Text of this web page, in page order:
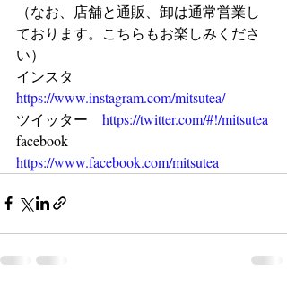
（なお、店舗と通販、卸は通常営業し
ております。こちらもお楽しみくださ
い）
インスタ
https://www.instagram.com/mitsutea/
ツイッター https://twitter.com/#!/mitsutea
facebook
https://www.facebook.com/mitsutea